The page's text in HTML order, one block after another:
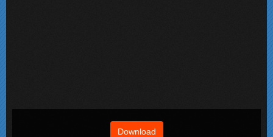
Download